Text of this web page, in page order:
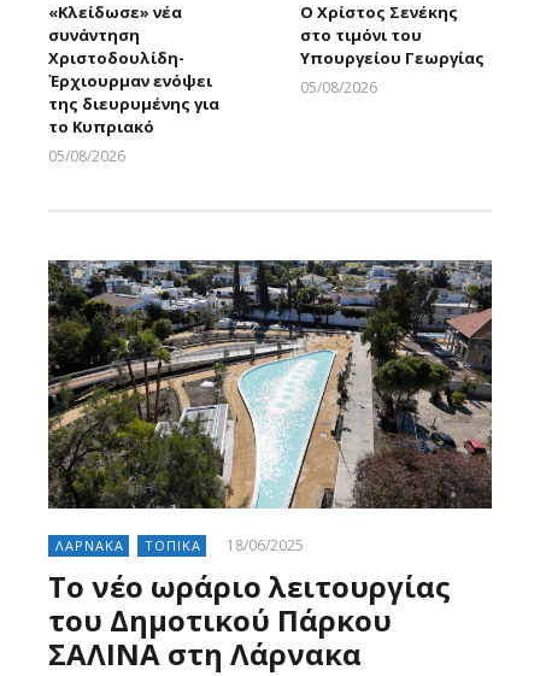
«Κλείδωσε» νέα
συνάντηση
Χριστοδουλίδη-
Έρχιουρμαν ενόψει
της διευρυμένης για
το Κυπριακό
05/08/2026
Ο Χρίστος Σενέκης
στο τιμόνι του
Υπουργείου Γεωργίας
05/08/2026
ΛΑΡΝΑΚΑ ΤΟΠΙΚΑ 18/06/2025
Το νέο ωράριο λειτουργίας
του Δημοτικού Πάρκου
ΣΑΛΙΝΑ στη Λάρνακα